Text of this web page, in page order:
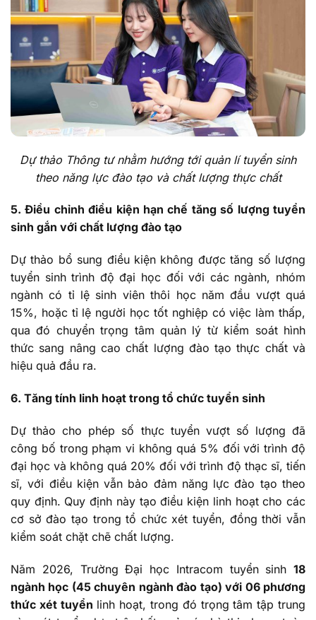
Dự thảo Thông tư nhằm hướng tới quản lí tuyển sinh
theo năng lực đào tạo và chất lượng thực chất
5. Điều chỉnh điều kiện hạn chế tăng số lượng tuyển
sinh gắn với chất lượng đào tạo
Dự thảo bổ sung điều kiện không được tăng số lượng
tuyển sinh trình độ đại học đối với các ngành, nhóm
ngành có tỉ lệ sinh viên thôi học năm đầu vượt quá
15%, hoặc tỉ lệ người học tốt nghiệp có việc làm thấp,
qua đó chuyển trọng tâm quản lý từ kiểm soát hình
thức sang nâng cao chất lượng đào tạo thực chất và
hiệu quả đầu ra.
6. Tăng tính linh hoạt trong tổ chức tuyển sinh
Dự thảo cho phép số thực tuyển vượt số lượng đã
công bố trong phạm vi không quá 5% đối với trình độ
đại học và không quá 20% đối với trình độ thạc sĩ, tiến
sĩ, với điều kiện vẫn bảo đảm năng lực đào tạo theo
quy định. Quy định này tạo điều kiện linh hoạt cho các
cơ sở đào tạo trong tổ chức xét tuyển, đồng thời vẫn
kiểm soát chặt chẽ chất lượng.
Năm 2026, Trường Đại học Intracom tuyển sinh 18
ngành học (45 chuyên ngành đào tạo) với 06 phương
thức xét tuyển linh hoạt, trong đó trọng tâm tập trung